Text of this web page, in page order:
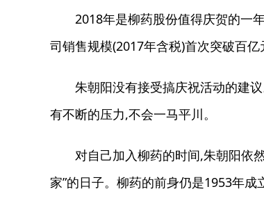
2018年是柳药股份值得庆贺的一年
司销售规模(2017年含税)首次突破百亿
朱朝阳没有接受搞庆祝活动的建议
有不断的压力,不会一马平川。
对自己加入柳药的时间,朱朝阳依
家”的日子。柳药的前身仍是1953年